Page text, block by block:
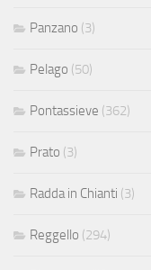
Panzano (3)
Pelago (50)
Pontassieve (362)
Prato (3)
Radda in Chianti (3)
Reggello (294)